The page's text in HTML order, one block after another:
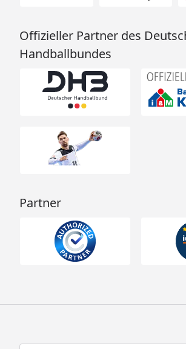
Offizieller Partner des
Handballbundes
Partner